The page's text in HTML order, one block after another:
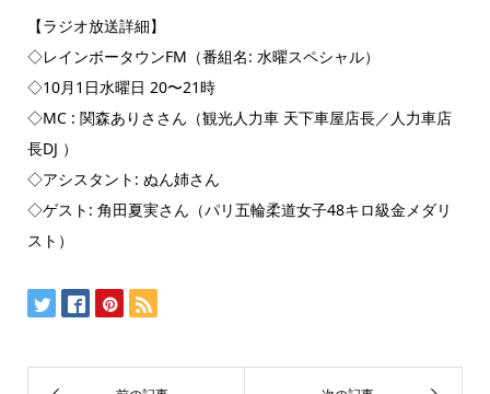
【ラジオ放送詳細】
◇レインボータウンFM（番組名: 水曜スペシャル）
◇10月1日水曜日 20〜21時
◇MC : 関森ありささん（観光人力車 天下車屋店長／人力車店
長DJ ）
◇アシスタント: ぬん姉さん
◇ゲスト: 角田夏実さん（パリ五輪柔道女子48キロ級金メダリ
スト）